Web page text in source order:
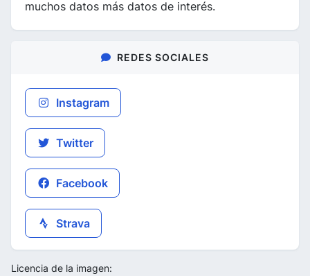
muchos datos más datos de interés.
REDES SOCIALES
Instagram
Twitter
Facebook
Strava
Licencia de la imagen: